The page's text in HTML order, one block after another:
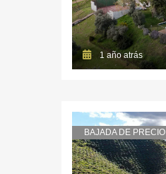
1 año atrás
BAJADA DE PRECIO